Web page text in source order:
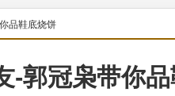
品鞋底烧饼
-郭冠枭带你